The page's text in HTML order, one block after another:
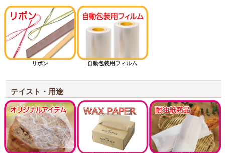
リボン 自動包装用フィルム
テイスト・用途